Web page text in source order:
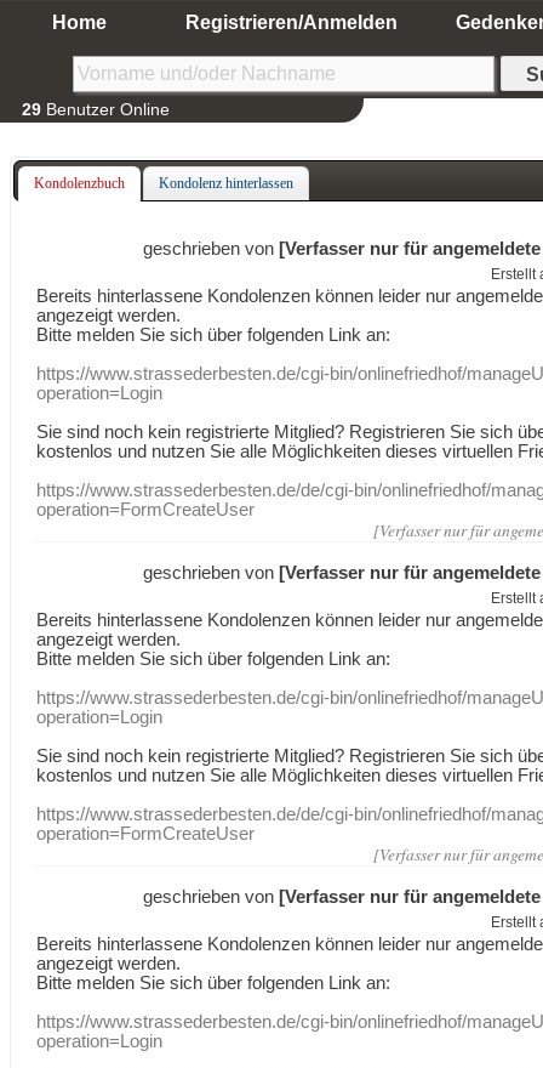
Home Registrieren/Anmelden
29 Benutzer Online
Kondolenzbuch Kondolenz hinterlassen
geschrieben von [Verfasser nur für
Erstellt
Bereits hinterlassene Kondolenzen können leider nur
angezeigt werden.
Bitte melden Sie sich über folgenden Link an:
https://www.strassederbesten.de/cgi-bin/onlinefriedhof/
operation=Login
Sie sind noch kein registrierte Mitglied? Registrieren Sie sich
kostenlos und nutzen Sie alle Möglichkeiten dieses virtuellen
https://www.strassederbesten.de/de/cgi-bin/onlinefriedhof/
operation=FormCreateUser
[Verfasser nur für
geschrieben von [Verfasser nur für
Erstellt
Bereits hinterlassene Kondolenzen können leider nur
angezeigt werden.
Bitte melden Sie sich über folgenden Link an:
https://www.strassederbesten.de/cgi-bin/onlinefriedhof/
operation=Login
Sie sind noch kein registrierte Mitglied? Registrieren Sie sich
kostenlos und nutzen Sie alle Möglichkeiten dieses virtuellen
https://www.strassederbesten.de/de/cgi-bin/onlinefriedhof/
operation=FormCreateUser
[Verfasser nur für
geschrieben von [Verfasser nur für
Erstellt
Bereits hinterlassene Kondolenzen können leider nur
angezeigt werden.
Bitte melden Sie sich über folgenden Link an:
https://www.strassederbesten.de/cgi-bin/onlinefriedhof/
operation=Login